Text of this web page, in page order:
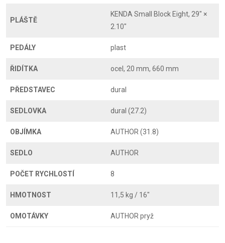
PLÁŠTĚ
KENDA Small Block Eight, 29" ×
2.10"
PEDÁLY plast
ŘIDÍTKA ocel, 20 mm, 660 mm
PŘEDSTAVEC dural
SEDLOVKA dural (27.2)
OBJÍMKA AUTHOR (31.8)
SEDLO AUTHOR
POČET RYCHLOSTÍ 8
HMOTNOST 11,5 kg / 16"
OMOTÁVKY AUTHOR pryž